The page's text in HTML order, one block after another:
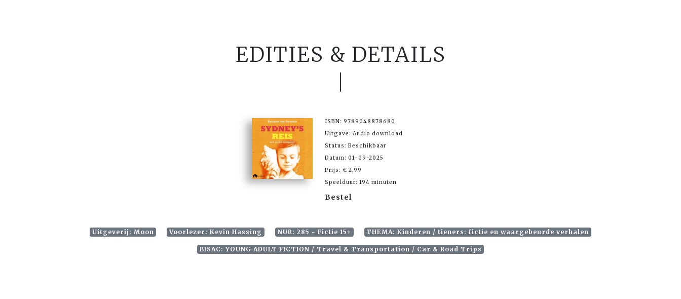
EDITIES & DETAILS
ISBN: 9789048878680
Uitgave: Audio download
Status: Beschikbaar
Datum: 01-09-2025
Prijs: € 2,99
Speelduur: 194 minuten
Bestel
Uitgeverij: Moon Voorlezer: Kevin Hassing NUR: 285 - Fictie 15+ THEMA: Kinderen / tieners: fictie en waargebeurde verhalen
BISAC: YOUNG ADULT FICTION / Travel & Transportation / Car & Road Trips